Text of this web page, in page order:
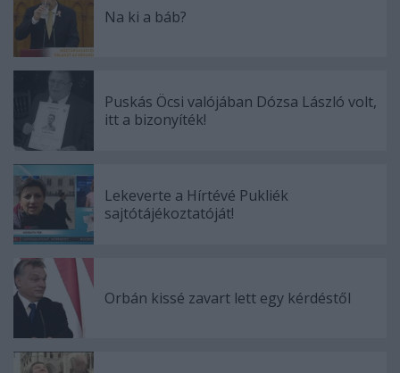
Na ki a báb?
Puskás Öcsi valójában Dózsa László volt,
itt a bizonyíték!
Lekeverte a Hírtévé Pukliék
sajtótájékoztatóját!
Orbán kissé zavart lett egy kérdéstől